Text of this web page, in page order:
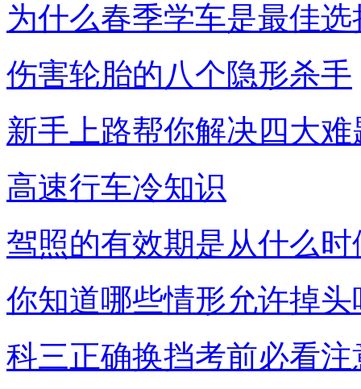
为什么春季学车是最佳选
伤害轮胎的八个隐形杀手
新手上路帮你解决四大难
高速行车冷知识
驾照的有效期是从什么时
你知道哪些情形允许掉头
科三正确换挡考前必看注